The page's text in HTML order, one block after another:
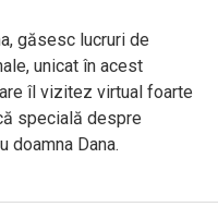
găsesc lucruri de
unicat în acest
îl vizitez virtual foarte
specială despre
doamna Dana.